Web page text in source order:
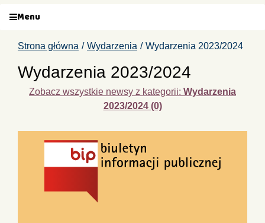
Menu
Strona główna Wydarzenia Wydarzenia 2023/2024
Wydarzenia 2023/2024
Zobacz wszystkie newsy z kategorii: Wydarzenia
2023/2024 (0)